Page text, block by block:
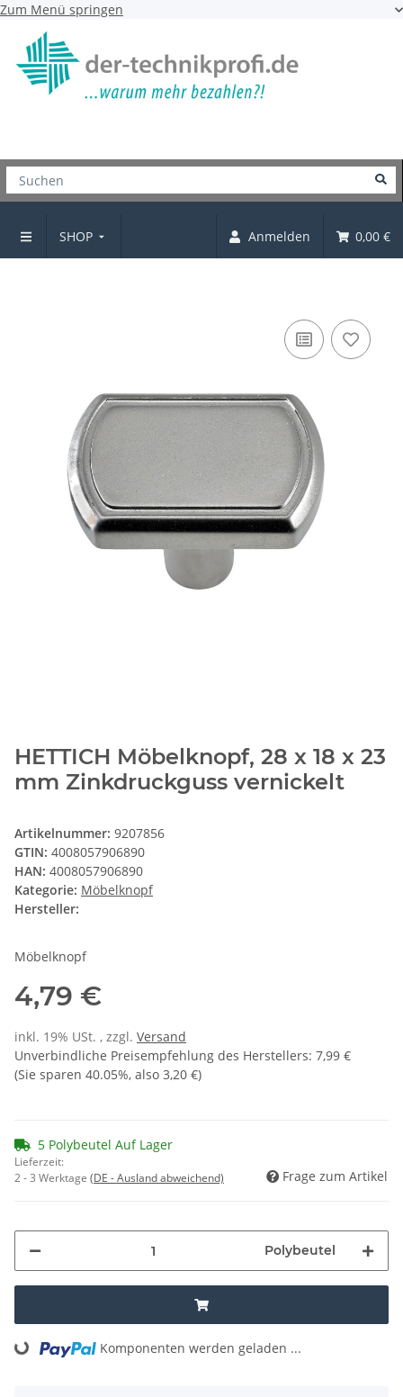
Zum Menü springen
SHOP Anmelden 0,00 €
Möbelknopf
HETTICH Möbelknopf, 28 x 18 x 23
mm Zinkdruckguss vernickelt
Artikelnummer: 9207856
GTIN: 4008057906890
HAN: 4008057906890
Kategorie: Möbelknopf
Hersteller:
Möbelknopf
4,79 €
inkl. 19% USt. , zzgl. Versand
Unverbindliche Preisempfehlung des Herstellers: 7,99 €
(Sie sparen 40.05%, also 3,20 €)
5 Polybeutel Auf Lager
Lieferzeit:
2 - 3 Werktage (DE - Ausland abweichend) Frage zum Artikel
Polybeutel
Loading... Komponenten werden geladen ...